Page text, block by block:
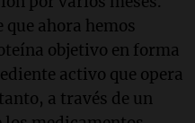
ahora hemos
objetivo en forma
activo que opera
a través de un